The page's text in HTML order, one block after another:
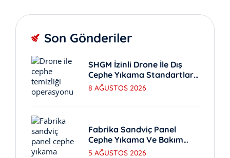
Son Gönderiler
SHGM İzinli Drone İle Dış
Cephe Yıkama Standartları
Nedir?
8 AĞUSTOS 2026
Fabrika Sandviç Panel
Cephe Yıkama Ve Bakım
Yöntemleri
5 AĞUSTOS 2026